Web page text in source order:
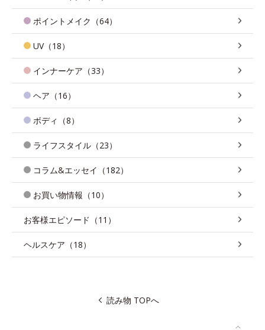
ポイントメイク（64）
UV（18）
インナーケア（33）
ヘア（16）
ボディ（8）
ライフスタイル（23）
コラム&エッセイ（182）
お買い物情報（10）
お客様エピソード（11）
ヘルスケア（18）
読み物 TOPへ